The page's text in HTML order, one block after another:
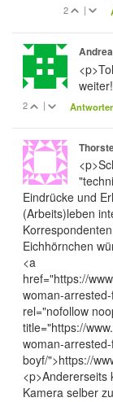
2 |
2 |
Eindrücke und
(Arbeits)leben
Eichhörnchen
<a
href="https://
woman-
rel="nofollow
title="https://
woman-
boyf/">https://
Kamera selber